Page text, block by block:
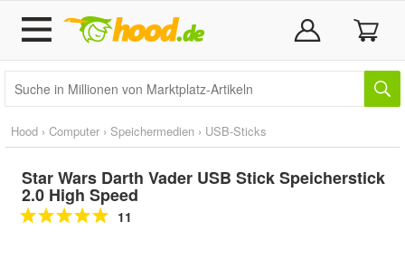
Hood › Computer › Speichermedien › USB-Sticks
Star Wars Darth Vader USB Stick Speicherstick
2.0 High Speed
11